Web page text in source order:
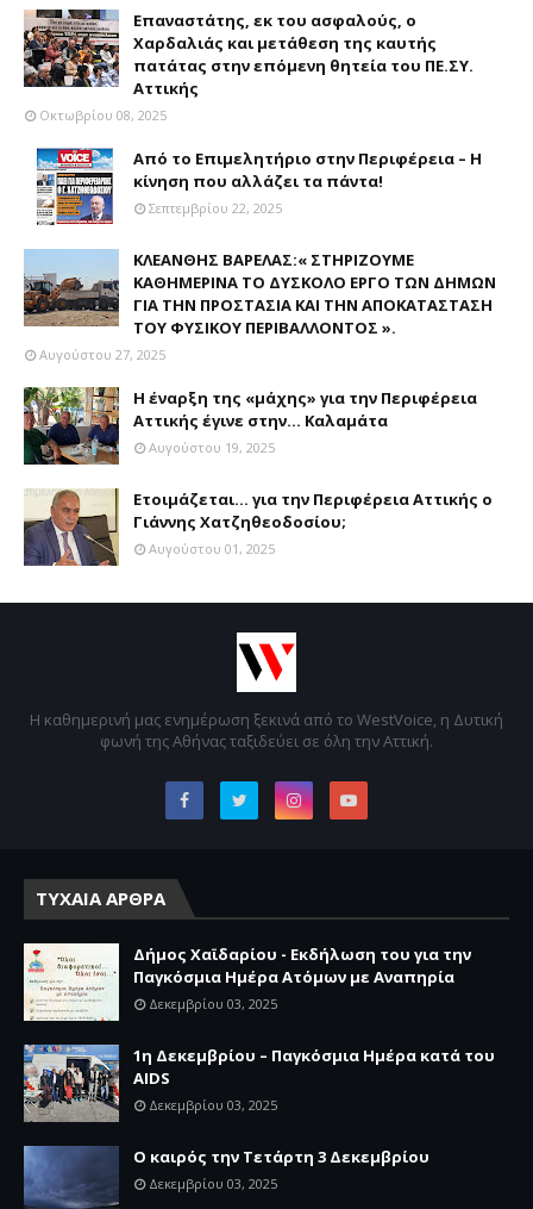
Επαναστάτης, εκ του ασφαλούς, ο
Χαρδαλιάς και μετάθεση της καυτής
πατάτας στην επόμενη θητεία του ΠΕ.ΣΥ.
Αττικής
Οκτωβρίου 08, 2025
Από το Επιμελητήριο στην Περιφέρεια – Η
κίνηση που αλλάζει τα πάντα!
Σεπτεμβρίου 22, 2025
ΚΛΕΑΝΘΗΣ ΒΑΡΕΛΑΣ:« ΣΤΗΡΙΖΟΥΜΕ
ΚΑΘΗΜΕΡΙΝΑ ΤΟ ΔΥΣΚΟΛΟ ΕΡΓΟ ΤΩΝ ΔΗΜΩΝ
ΓΙΑ ΤΗΝ ΠΡΟΣΤΑΣΙΑ ΚΑΙ ΤΗΝ ΑΠΟΚΑΤΑΣΤΑΣΗ
ΤΟΥ ΦΥΣΙΚΟΥ ΠΕΡΙΒΑΛΛΟΝΤΟΣ ».
Αυγούστου 27, 2025
Η έναρξη της «μάχης» για την Περιφέρεια
Αττικής έγινε στην... Καλαμάτα
Αυγούστου 19, 2025
Ετοιμάζεται... για την Περιφέρεια Αττικής ο
Γιάννης Χατζηθεοδοσίου;
Αυγούστου 01, 2025
Η καθημερινή μας ενημέρωση ξεκινά από το WestVoice, η Δυτική
φωνή της Αθήνας ταξιδεύει σε όλη την Αττική.
ΤΥΧΑΙΑ ΑΡΘΡΑ
Δήμος Χαϊδαρίου - Εκδήλωση του για την
Παγκόσμια Ημέρα Ατόμων με Αναπηρία
Δεκεμβρίου 03, 2025
1η Δεκεμβρίου – Παγκόσμια Ημέρα κατά του
AIDS
Δεκεμβρίου 03, 2025
Ο καιρός την Τετάρτη 3 Δεκεμβρίου
Δεκεμβρίου 03, 2025